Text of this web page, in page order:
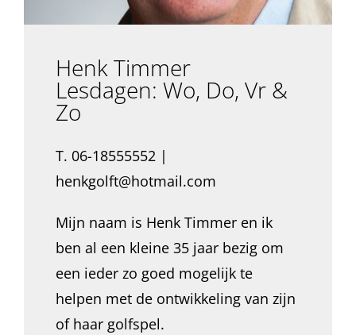
Henk Timmer
Lesdagen: Wo, Do, Vr &
Zo
T. 06-18555552 |
henkgolft@hotmail.com
Mijn naam is Henk Timmer en ik
ben al een kleine 35 jaar bezig om
een ieder zo goed mogelijk te
helpen met de ontwikkeling van zijn
of haar golfspel.